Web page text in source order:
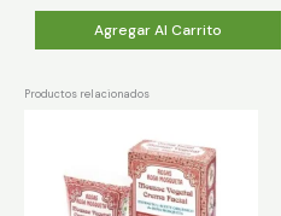
Karité
cantidad
Agregar Al Carrito
Productos relacionados